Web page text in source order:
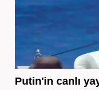
Putin'in canlı